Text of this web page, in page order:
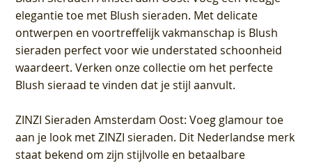
elegantie toe met Blush sieraden. Met delicate
ontwerpen en voortreffelijk vakmanschap is Blush
sieraden perfect voor wie understated schoonheid
waardeert. Verken onze collectie om het perfecte
Blush sieraad te vinden dat je stijl aanvult.
ZINZI Sieraden Amsterdam Oost: Voeg glamour toe
aan je look met ZINZI sieraden. Dit Nederlandse merk
staat bekend om zijn stijlvolle en betaalbare